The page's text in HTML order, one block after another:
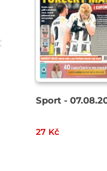
Sport -
27 Kč